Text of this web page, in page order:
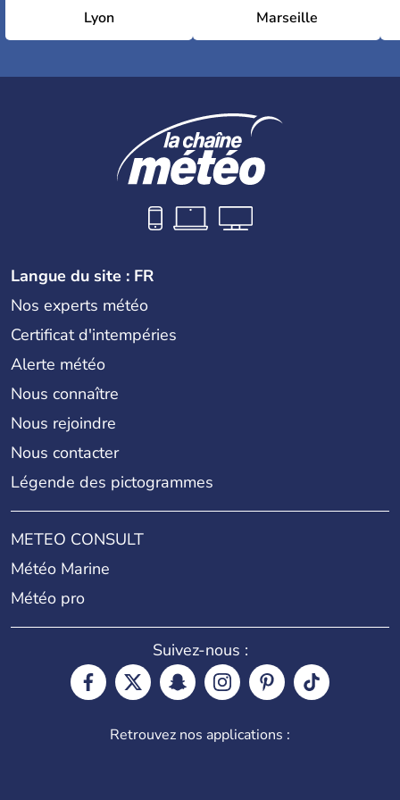
Lyon Marseille
Langue du site : FR
Nos experts météo
Certificat d'intempéries
Alerte météo
Nous connaître
Nous rejoindre
Nous contacter
Légende des pictogrammes
METEO CONSULT
Météo Marine
Météo pro
Suivez-nous :
Retrouvez nos applications :